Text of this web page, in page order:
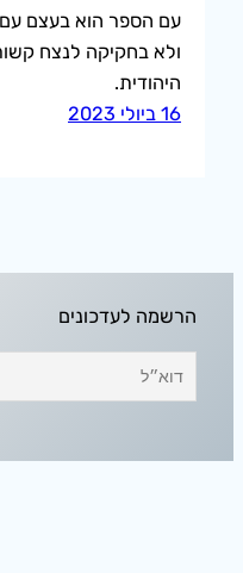
עם הספר הוא בעצם עם
ולא בחקיקה לנצח
היהודית.
16 ביולי 2023
הרשמה לעדכונים